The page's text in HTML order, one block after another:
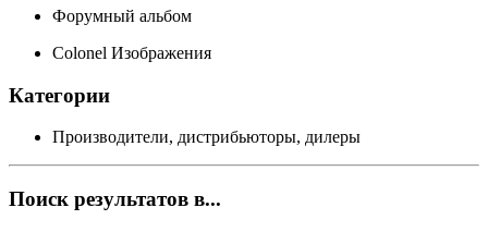
Форумный альбом
Colonel Изображения
Категории
Производители, дистрибьюторы, дилеры
Поиск результатов в...